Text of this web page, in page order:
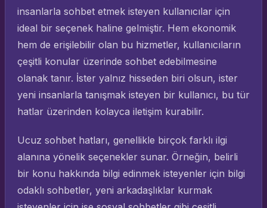
insanlarla sohbet etmek isteyen kullanıcılar için
ideal bir seçenek haline gelmiştir. Hem ekonomik
hem de erişilebilir olan bu hizmetler, kullanıcıların
çeşitli konular üzerinde sohbet edebilmesine
olanak tanır. İster yalnız hisseden biri olsun, ister
yeni insanlarla tanışmak isteyen bir kullanıcı, bu tür
hatlar üzerinden kolayca iletişim kurabilir.
Ucuz sohbet hatları, genellikle birçok farklı ilgi
alanına yönelik seçenekler sunar. Örneğin, belirli
bir konu hakkında bilgi edinmek isteyenler için bilgi
odaklı sohbetler, yeni arkadaşlıklar kurmak